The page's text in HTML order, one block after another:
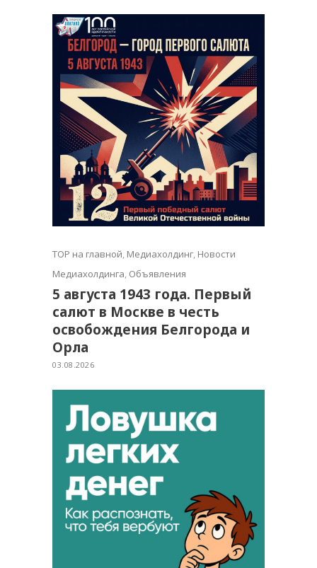
TOP на главной, Медиахолдинг, Новости
Медиахолдинга, Объявления
5 августа 1943 года. Первый
салют в Москве в честь
освобождения Белгорода и
Орла
03.08.2026